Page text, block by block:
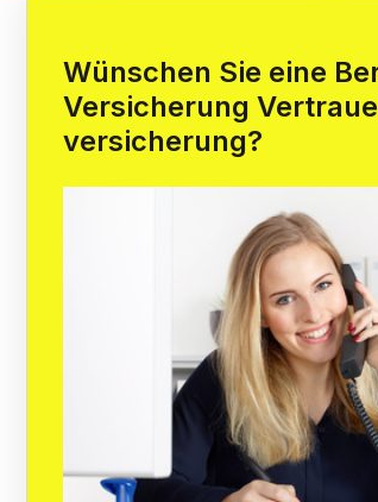
Wünschen Sie eine
Versicherung
versicherung?